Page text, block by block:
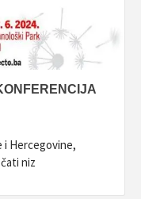
i Hercegovine,
niz